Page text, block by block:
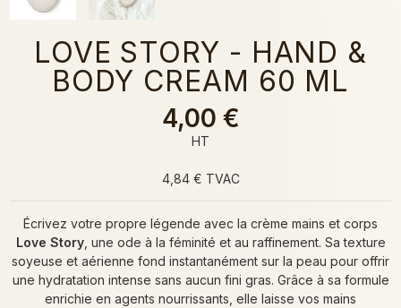
LOVE STORY - HAND &
BODY CREAM 60 ML
4,00 €
HT
4,84 € TVAC
Écrivez votre propre légende avec la crème mains et corps
Love Story, une ode à la féminité et au raffinement. Sa texture
soyeuse et aérienne fond instantanément sur la peau pour offrir
une hydratation intense sans aucun fini gras. Grâce à sa formule
enrichie en agents nourrissants, elle laisse vos mains